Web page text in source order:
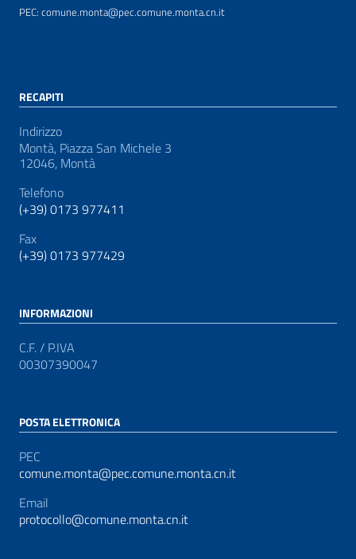
PEC: comune.monta@pec.comune.monta.cn.it
RECAPITI
Indirizzo
Montà, Piazza San Michele 3
12046, Montà
Telefono
(+39) 0173 977411
Fax
(+39) 0173 977429
INFORMAZIONI
C.F. / P.IVA
00307390047
POSTA ELETTRONICA
PEC
comune.monta@pec.comune.monta.cn.it
Email
protocollo@comune.monta.cn.it